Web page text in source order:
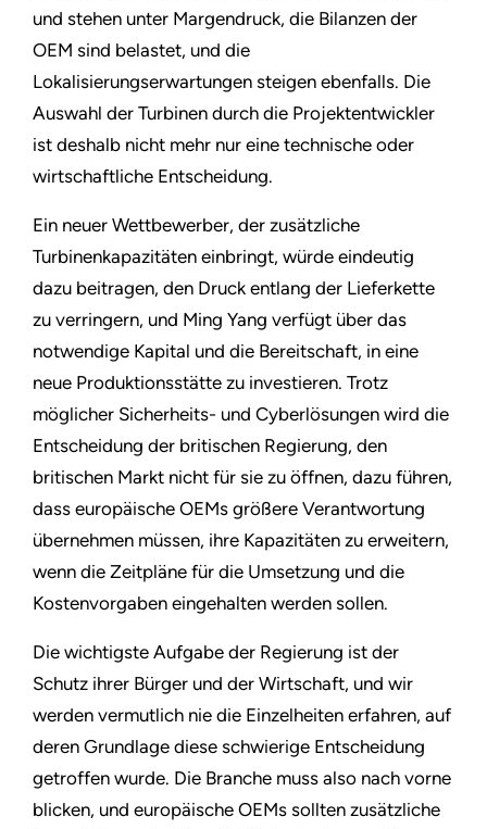
und stehen unter Margendruck, die Bilanzen der
OEM sind belastet, und die
Lokalisierungserwartungen steigen ebenfalls. Die
Auswahl der Turbinen durch die Projektentwickler
ist deshalb nicht mehr nur eine technische oder
wirtschaftliche Entscheidung.
Ein neuer Wettbewerber, der zusätzliche
Turbinenkapazitäten einbringt, würde eindeutig
dazu beitragen, den Druck entlang der Lieferkette
zu verringern, und Ming Yang verfügt über das
notwendige Kapital und die Bereitschaft, in eine
neue Produktionsstätte zu investieren. Trotz
möglicher Sicherheits- und Cyberlösungen wird die
Entscheidung der britischen Regierung, den
britischen Markt nicht für sie zu öffnen, dazu führen,
dass europäische OEMs größere Verantwortung
übernehmen müssen, ihre Kapazitäten zu erweitern,
wenn die Zeitpläne für die Umsetzung und die
Kostenvorgaben eingehalten werden sollen.
Die wichtigste Aufgabe der Regierung ist der
Schutz ihrer Bürger und der Wirtschaft, und wir
werden vermutlich nie die Einzelheiten erfahren, auf
deren Grundlage diese schwierige Entscheidung
getroffen wurde. Die Branche muss also nach vorne
blicken, und europäische OEMs sollten zusätzliche